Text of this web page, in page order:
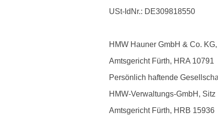
USt-IdNr.: DE309818550
HMW Hauner GmbH & Co.
Amtsgericht Fürth, HRA 10791
Persönlich haftende
HMW-Verwaltungs-GmbH,
Amtsgericht Fürth, HRB 15936